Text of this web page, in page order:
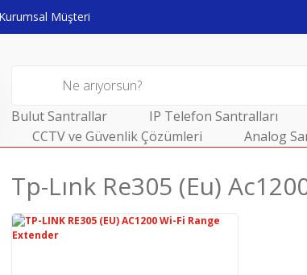
Müşteri
Bulut Santrallar IP Telefon Santralları
CCTV ve Güvenlik Çözümleri
Analog
Tp-Lınk Re305 (eu)